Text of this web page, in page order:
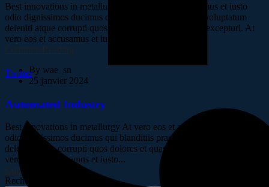
Twitter
Best innovations in metallurgy At vero eos et accusamus et iusto
odio dignissimos ducimus qui blanditiis praesentium voluptatum
deleniti atque corrupti quos dolores et quas molestias excepturi. At
vero eos et accusamus et iusto...
By wae_sn
25 janvier 2024
Automated Industry
Best innovations in metallurgy At vero eos et accusamus et iusto
odio dignissimos ducimus qui blanditiis praesentium voluptatum
deleniti atque corrupti quos dolores et quas molestias excepturi. At
vero eos et accusamus et iusto...
Continue Reading
Rechercher